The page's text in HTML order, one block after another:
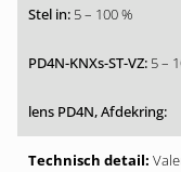
5 – 100 %
5 –